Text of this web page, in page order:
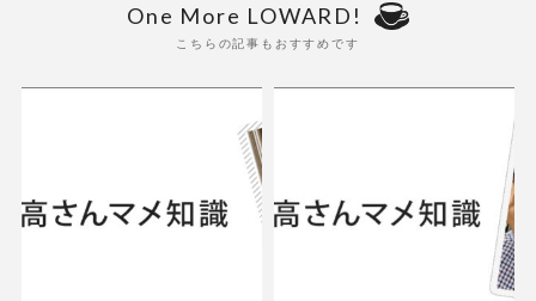
One More LOWARD!
こちらの記事もおすすめです